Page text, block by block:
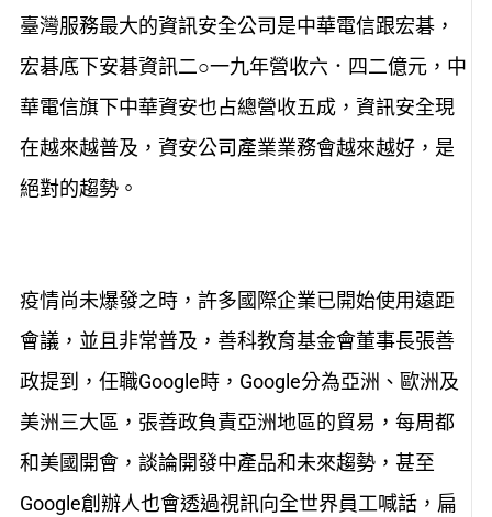
臺灣服務最大的資訊安全公司是中華電信跟宏碁，
宏碁底下安碁資訊二○一九年營收六．四二億元，中
華電信旗下中華資安也占總營收五成，資訊安全現
在越來越普及，資安公司產業業務會越來越好，是
絕對的趨勢。
疫情尚未爆發之時，許多國際企業已開始使用遠距
會議，並且非常普及，善科教育基金會董事長張善
政提到，任職Google時，Google分為亞洲、歐洲及
美洲三大區，張善政負責亞洲地區的貿易，每周都
和美國開會，談論開發中產品和未來趨勢，甚至
Google創辦人也會透過視訊向全世界員工喊話，扁